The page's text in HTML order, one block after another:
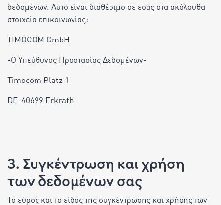
δεδομένων. Αυτό είναι διαθέσιμο σε εσάς στα ακόλουθα
στοιχεία επικοινωνίας:
TIMOCOM GmbH
-Ο Υπεύθυνος Προστασίας Δεδομένων-
Timocom Platz 1
DE-40699 Erkrath
3. Συγκέντρωση και χρήση
των δεδομένων σας
Το εύρος και το είδος της συγκέντρωσης και χρήσης των